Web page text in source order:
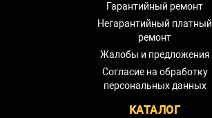
Гарантийный ремонт
Негарантийный платный
ремонт
Жалобы и предложения
Согласие на обработку
персональных данных
КАТАЛОГ